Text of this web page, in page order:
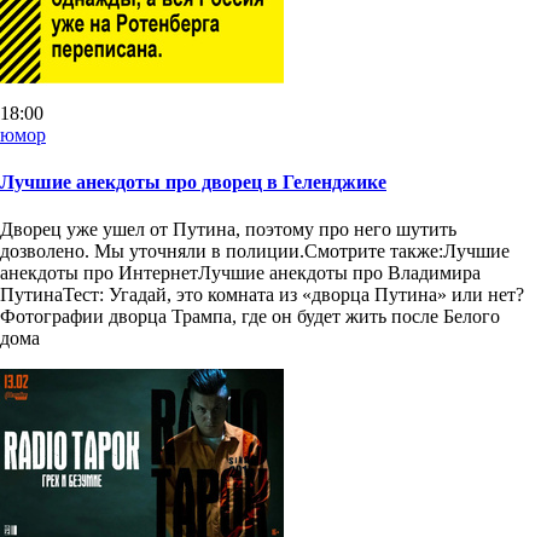
18:00
юмор
Лучшие анекдоты про дворец в Геленджике
Дворец уже ушел от Путина, поэтому про него шутить
дозволено. Мы уточняли в полиции.Смотрите также:Лучшие
анекдоты про ИнтернетЛучшие анекдоты про Владимира
ПутинаТест: Угадай, это комната из «дворца Путина» или нет?
Фотографии дворца Трампа, где он будет жить после Белого
дома